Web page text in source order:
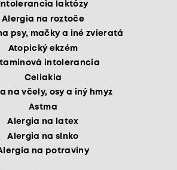
Intolerancia laktózy
Alergia na roztoče
psy, mačky a iné zvieratá
Atopický ekzém
intolerancia
Celiakia
na včely, osy a iný hmyz
Astma
Alergia na latex
Alergia na slnko
na potraviny